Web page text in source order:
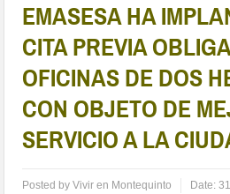
EMASESA HA
CITA PREVIA
OFICINAS DE DOS
CON OBJETO DE
SERVICIO A LA
Posted byVivir en Montequinto Date: